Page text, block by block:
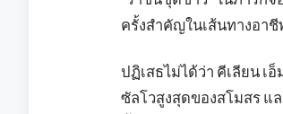
ครั้งสำคัญในเส้นทางอาชี
ปฏิเสธไม่ได้ว่า คีเลียน เ
ซัลโวสูงสุดของสโมสร แ